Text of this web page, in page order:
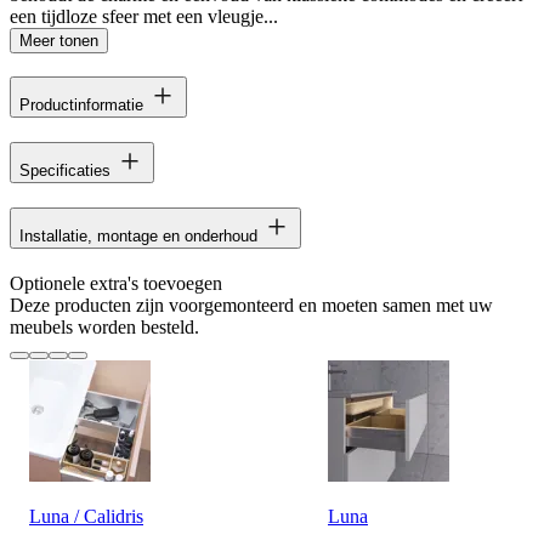
een tijdloze sfeer met een vleugje...
Meer tonen
Productinformatie
Specificaties
Installatie, montage en onderhoud
Optionele extra's toevoegen
Deze producten zijn voorgemonteerd en moeten samen met uw
meubels worden besteld.
Luna / Calidris
Luna